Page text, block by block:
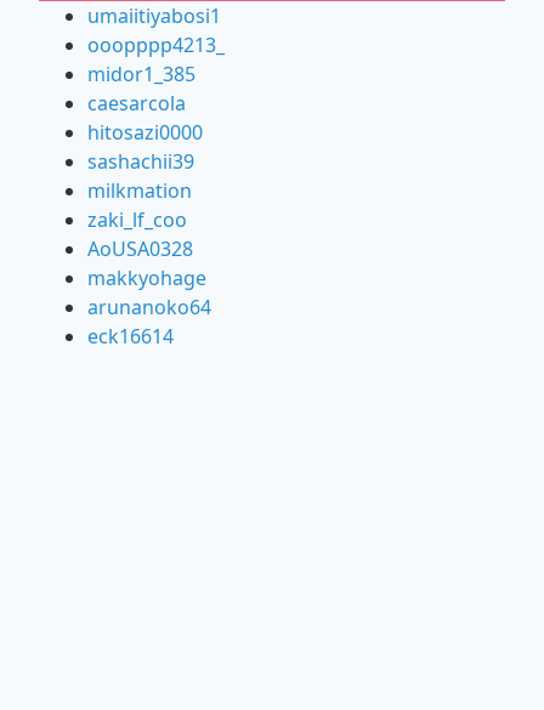
umaiitiyabosi1
ooopppp4213_
midor1_385
caesarcola
hitosazi0000
sashachii39
milkmation
zaki_lf_coo
AoUSA0328
makkyohage
arunanoko64
eck16614